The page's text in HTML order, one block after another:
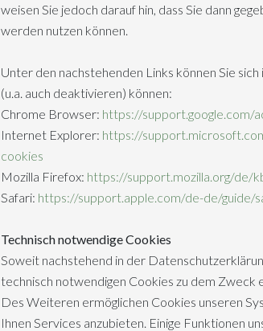
weisen Sie jedoch darauf hin, dass Sie dann
werden nutzen können.
Unter den nachstehenden Links können Sie
(u.a. auch deaktivieren) können:
Chrome Browser: https://support.google.com/
Internet Explorer: https://
cookies
Mozilla Firefox: https://support.mozilla.org/de/
Safari: https://support.apple.com/de-de/guide/
Technisch notwendige Cookies
Soweit nachstehend in der
technisch notwendigen Cookies zu dem Zweck
Des Weiteren ermöglichen Cookies unseren
Ihnen Services anzubieten. Einige Funktionen